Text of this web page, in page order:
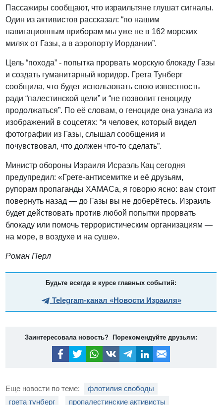
Пассажиры сообщают, что израильтяне глушат сигналы.
Один из активистов рассказал: “по нашим
навигационным приборам мы уже не в 162 морских
милях от Газы, а в аэропорту Иордании”.
Цель “похода” - попытка прорвать морскую блокаду Газы
и создать гуманитарный коридор. Грета Тунберг
сообщила, что будет использовать свою известность
ради “палестинской цели” и “не позволит геноциду
продолжаться”. По её словам, о геноциде она узнала из
изображений в соцсетях: “я человек, который видел
фотографии из Газы, слышал сообщения и
почувствовал, что должен что-то сделать”.
Министр обороны Израиля Исраэль Кац сегодня
предупредил: «Грете-антисемитке и её друзьям,
рупорам пропаганды ХАМАСа, я говорю ясно: вам стоит
повернуть назад — до Газы вы не доберётесь. Израиль
будет действовать против любой попытки прорвать
блокаду или помочь террористическим организациям —
на море, в воздухе и на суше».
Роман Перл
Будьте всегда в курсе главных событий:
Telegram-канал «Новости Израиля»
Заинтересовала новость? Порекомендуйте друзьям:
Еще новости по теме:
флотилия свободы
грета тунберг
пропалестинские активисты